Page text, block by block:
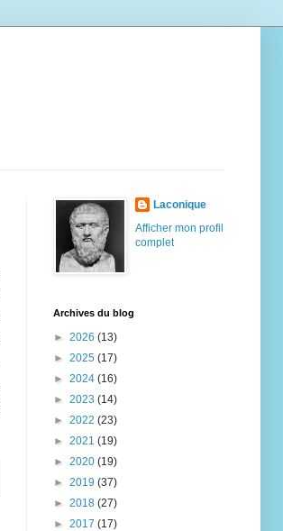
Laconique
Afficher mon profil
complet
Archives du blog
► 2026 (13)
► 2025 (17)
► 2024 (16)
► 2023 (14)
► 2022 (23)
► 2021 (19)
► 2020 (19)
► 2019 (37)
► 2018 (27)
► 2017 (17)